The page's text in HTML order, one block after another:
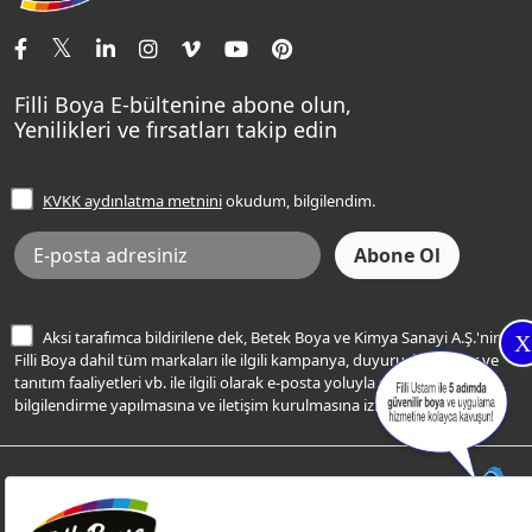
X
Tavan Boyaları
Ev Bakım ve Hobi Boyaları
Yatak Odası Renkleri
Sentomaxx Sentetik Boya
Sentomaxx İpeksi Mat
Momento Life
Şampanya Rengi
Açık Mavi Rengi
Frezya Rengi
İletişim Bilgilerimiz
Renk Danışma
Filli Ustam
Sıkça Sorulan Sorular
Ücretsiz Yalıtım Keşif Hizmeti
Bilgi Toplumu Hizmetleri
İnternet Sitesi Kullanım Koşulları
KVKK Talep Formu
KVKK Aydınlatma Metni
Filli Boya E-bültenine abone olun,
Yenilikleri ve fırsatları takip edin
KVKK aydınlatma metniniokudum, bilgilendim.
Aksi tarafımca bildirilene dek, Betek Boya ve Kimya Sanayi A.Ş.'nin
Filli Boya dahil tüm markaları ile ilgili kampanya, duyuru, hizmetler ve
tanıtım faaliyetleri vb. ile ilgili olarak e-posta yoluyla şahsıma
bilgilendirme yapılmasına ve iletişim kurulmasına izin veriyorum.